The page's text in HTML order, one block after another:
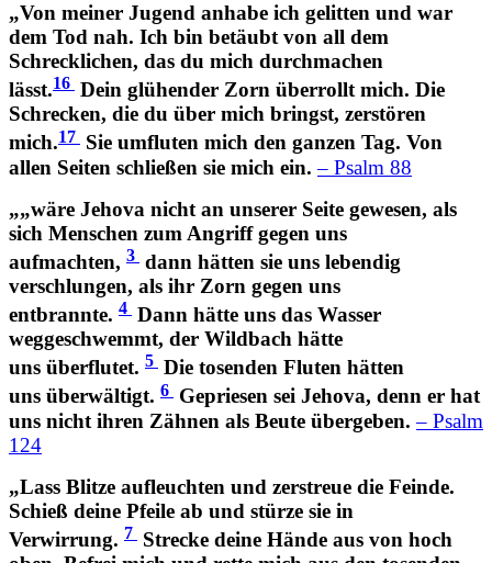
„Von meiner Jugend anhabe ich gelitten und war
dem Tod nah. Ich bin betäubt von all dem
Schrecklichen, das du mich durchmachen
lässt.16 Dein glühender Zorn überrollt mich. Die
Schrecken, die du über mich bringst, zerstören
mich.17 Sie umfluten mich den ganzen Tag. Von
allen Seiten schließen sie mich ein.– Psalm 88
„„wäre Jehova nicht an unserer Seite gewesen, als
sich Menschen zum Angriff gegen uns
aufmachten, 3 dann hätten sie uns lebendig
verschlungen, als ihr Zorn gegen uns
entbrannte. 4 Dann hätte uns das Wasser
weggeschwemmt, der Wildbach hätte
uns überflutet. 5 Die tosenden Fluten hätten
uns überwältigt. 6 Gepriesen sei Jehova, denn er hat
uns nicht ihren Zähnen als Beute übergeben.– Psalm
124
„Lass Blitze aufleuchten und zerstreue die Feinde.
Schieß deine Pfeile ab und stürze sie in
Verwirrung. 7 Strecke deine Hände aus von hoch